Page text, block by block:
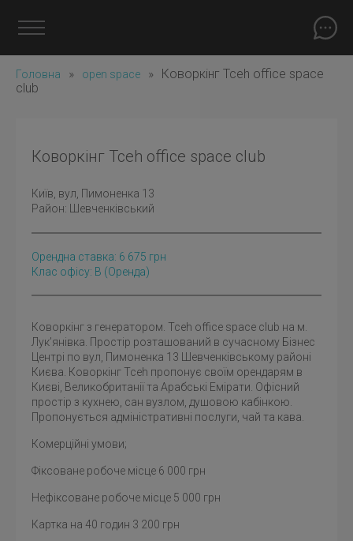
Головна » open space »
Коворкінг Tceh office space
club
Коворкінг Tceh office space club
Київ , вул, Пимоненка 13
Район:
Шевченківський
Орендна ставка: 6 675 грн
Клас офісу: B (оренда)
Коворкінг з генератором. Tceh office space club на м.
Лук’янівка. Простір розташований в сучасному Бізнес
Центрі по вул, Пимоненка 13 Шевченківському районі
Києва. Коворкінг Tceh пропонує своїм орендарям в
Києві, Великобританії та Арабські Емірати. Офісний
простір з кухнею, сан вузлом, душовою кабінкою.
Пропонується адміністративні послуги, чай та кава.
Комерційні умови;
Фіксоване робоче місце 6 000 грн
Нефіксоване робоче місце 5 000 грн
Картка на 40 годин 3 200 грн